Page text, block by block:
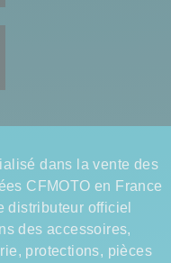
dans la vente des
CFMOTO en France
distributeur officiel
des accessoires,
protections, pièces